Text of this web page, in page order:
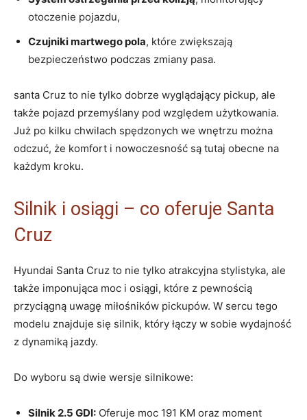
‌otoczenie pojazdu,
Czujniki martwego pola, które zwiększają
bezpieczeństwo podczas zmiany pasa.
santa Cruz to nie tylko⁢ dobrze wyglądający pickup, ale
także pojazd⁢ przemyślany pod względem użytkowania.⁣
Już po kilku chwilach spędzonych we wnętrzu można
odczuć, że komfort ⁣i nowoczesność⁤ są tutaj obecne na
każdym kroku.
Silnik⁣ i osiągi – co oferuje Santa
Cruz
Hyundai Santa Cruz to nie tylko atrakcyjna stylistyka, ale‍
także imponująca moc i osiągi, ‌które z ⁢pewnością⁢
przyciągną uwagę miłośników pickupów. W sercu tego⁢
modelu znajduje⁣ się silnik, który ​łączy⁤ w ⁤sobie wydajność
z dynamiką jazdy.
Do wyboru są dwie​ wersje silnikowe:
Silnik 2.5​ GDI: Oferuje moc 191 ⁢KM oraz moment